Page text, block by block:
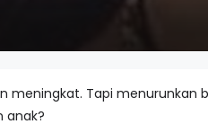
meningkat. Tapi menurunkan
anak?